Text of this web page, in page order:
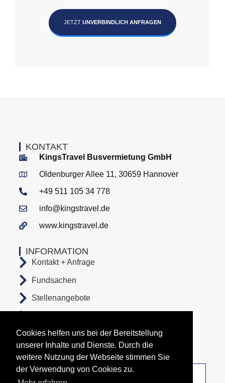
Cookies helfen uns bei der Bereitstellung
unserer Inhalte und Dienste. Durch die
weitere Nutzung der Webseite stimmen Sie
der Verwendung von Cookies zu.
JETZT UNVERBINDLICH ANFRAGEN
Unsere Abfahrtsorte
INFORMATION
Kontakt + Anfrage
Fundsachen
Stellenangebote
Datenschutz
KONTAKT
KingsTravel Busvermietung GmbH
Oldenburger Allee 11, 30659 Hannover
+49 511 105 34 778
info@kingstravel.de
www.kingstravel.de